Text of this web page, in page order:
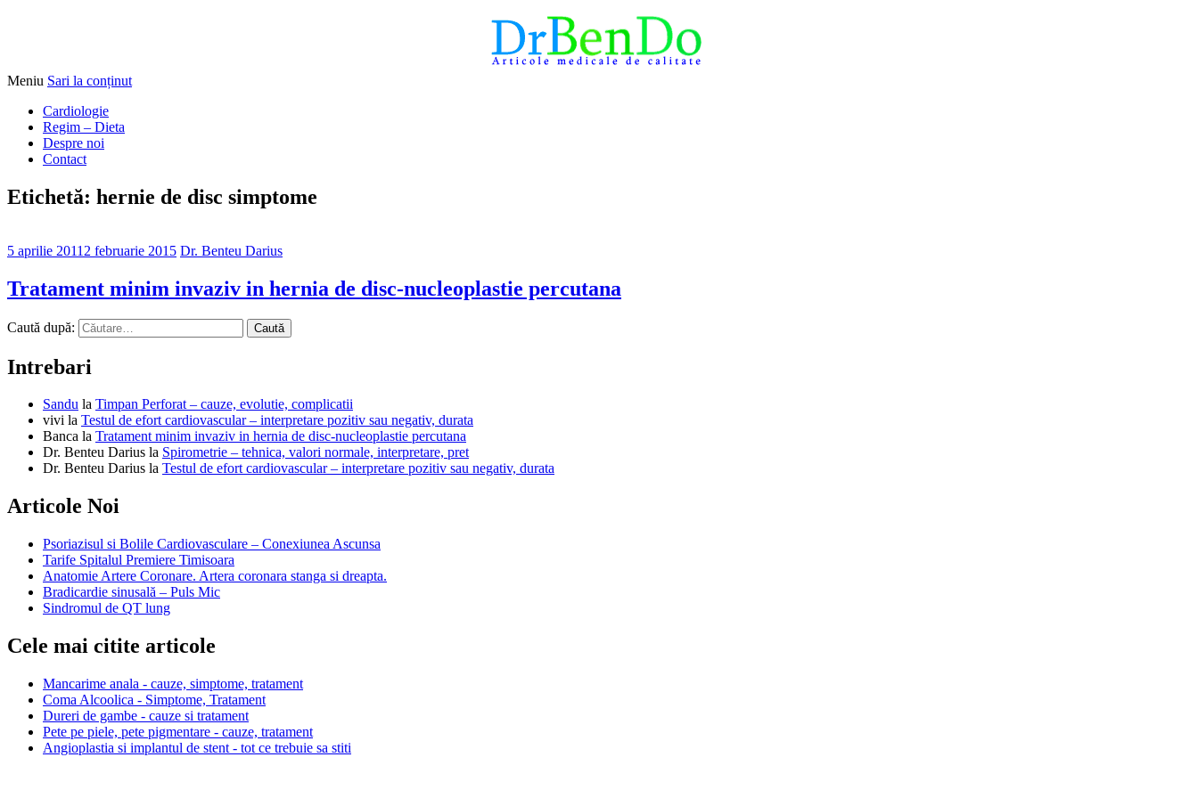
DrBendo.ro
Alimentatia sa iti fie medicatia
Meniu Sari la conținut
Cardiologie
Regim – Dieta
Despre noi
Contact
Etichetă: hernie de disc simptome
5 aprilie 2011 2 februarie 2015 Dr. Benteu Darius
Tratament minim invaziv in hernia de disc-nucleoplastie percutana
Caută după:
Intrebari
Sandu la Timpan Perforat – cauze, evolutie, complicatii
vivi la Testul de efort cardiovascular – interpretare pozitiv sau negativ, durata
Banca la Tratament minim invaziv in hernia de disc-nucleoplastie percutana
Dr. Benteu Darius la Spirometrie – tehnica, valori normale, interpretare, pret
Dr. Benteu Darius la Testul de efort cardiovascular – interpretare pozitiv sau negativ, durata
Articole Noi
Psoriazisul si Bolile Cardiovasculare – Conexiunea Ascunsa
Tarife Spitalul Premiere Timisoara
Anatomie Artere Coronare. Artera coronara stanga si dreapta.
Bradicardie sinusală – Puls Mic
Sindromul de QT lung
Cele mai citite articole
Mancarime anala - cauze, simptome, tratament
Coma Alcoolica - Simptome, Tratament
Dureri de gambe - cauze si tratament
Pete pe piele, pete pigmentare - cauze, tratament
Angioplastia si implantul de stent - tot ce trebuie sa stiti